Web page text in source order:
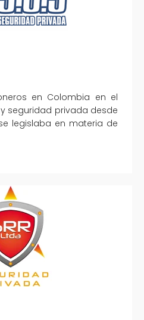
en Colombia en el
seguridad privada desde
legislaba en materia de